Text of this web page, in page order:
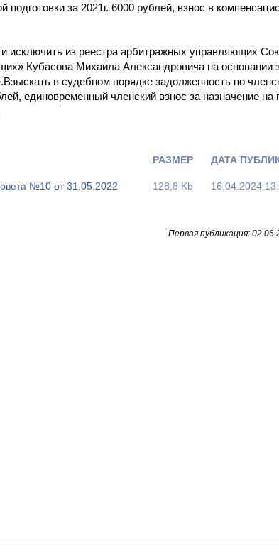
за 2021г. 6000 рублей, взнос в
исключить из реестра арбитражных управляющих
Кубасова Михаила Александровича на
в судебном порядке задолженность по
единовременный членский взнос за назначение
РАЗМЕР ДАТА
№10 от 31.05.2022 128,8 Kb 16.04.2024
Первая публикация: